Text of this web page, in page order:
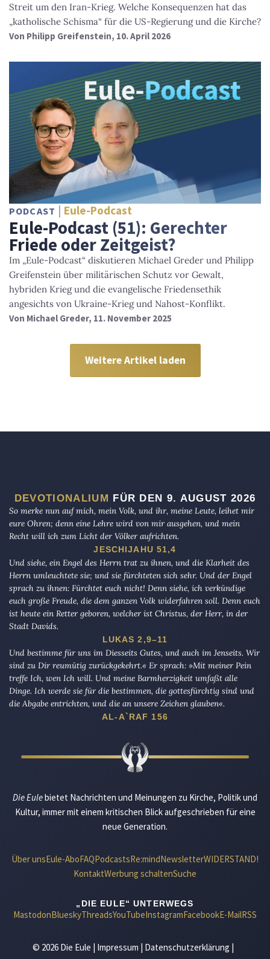
Streit um den Iran-Krieg. Welche Konsequenzen hat das
„katholische Schisma“ für die US-Regierung und die Kirche?
Von Philipp Greifenstein, 10. April 2026
PODCAST Eule-Podcast
Eule-Podcast (51): Gerechter
Friede oder Zeitgeist?
Im „Eule-Podcast“ diskutieren Michael Greder und Philipp
Greifenstein über militärischen Schutz vor Gewalt,
hybriden Krieg und die evangelische Friedensethik
angesichts von Ukraine-Krieg und Nahost-Konflikt.
Von Michael Greder, 11. November 2025
Weitere Artikel laden
DEVOTIONALIUM FÜR DEN 9. AUGUST 2026
So merke nun auf mich, mein Volk, und ihr, meine Leute, leihet mir
eure Ohren; denn eine Lehre wird von mir ausgehen, und mein
Recht will ich zum Licht der Völker aufrichten.
JESCHIJAHU 51,4
Und siehe, ein Engel des Herrn trat zu ihnen, und die Klarheit des
Herrn umleuchtete sie; und sie fürchteten sich sehr. Und der Engel
sprach zu ihnen: Fürchtet euch nicht! Denn siehe, ich verkündige
euch große Freude, die dem ganzen Volk widerfahren soll. Denn euch
ist heute ein Retter geboren, welcher ist Christus, der Herr, in der
Stadt Davids.
LUKAS 2,9–11
Und bestimme für uns im Diesseits Gutes, und auch im Jenseits. Wir
sind zu Dir reumütig zurückgekehrt.« Er sprach: »Mit meiner Pein
treffe Ich, wen Ich will. Und meine Barmherzigkeit umfaßt alle
Dinge. Ich werde sie für die bestimmen, die gottesfürchtig sind und
die Abgabe entrichten, und die an unsere Zeichen glauben«.
AL-A`RAF 156
Die Eulebietet Nachrichten und Meinungen zu Kirche, Politik und
Kultur, immer mit einem kritischen Blick aufgeschrieben für eine
neue Generation.
Über unsEule-AboFAQPodcastsRe:mindNewsletterWIDERSTAND!
KontaktWerbung schaltenSuche
„DIE EULE“ UNTERWEGS
MastodonBlueskyThreadsYouTubeInstagramFacebookE-MailRSS
© 2026 Die Eule | Impressum | Datenschutzerklärung |